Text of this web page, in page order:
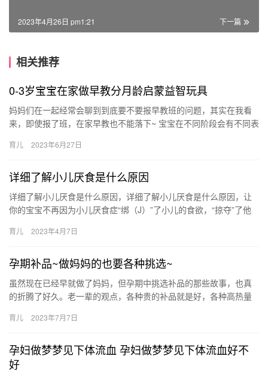
下一篇
2023年4月26日 pm1:21
相关推荐
0-3岁宝宝在家做早教分月龄启蒙益智玩具
妈妈们在一起经常会聊到到底要不要报早教班的问题，其实在我看
来，即使报了班，在家早教也不能落下~ 宝宝在不同阶段会有不同表
底…
育儿 2023年6月27日
详细了解小儿厌食是什么原因
详细了解小儿厌食是什么原因，详细了解小儿厌食是什么原因，让
你的宝宝不再因为小儿厌食症“绑（J）”了小儿的食欲，“掠夺”了他
育儿 2023年4月7日
孕期补品~做妈妈的也要各种挑选~
虽然现在已经早就做了妈妈，但孕期中挑选补品的那些故事，也真
的折腾了好久。老一辈的观点，各种贵的补品就是好，各种高热量
但…
育儿 2023年7月7日
孕妇做梦梦见下体流血 孕妇做梦梦见下体流血好不
好